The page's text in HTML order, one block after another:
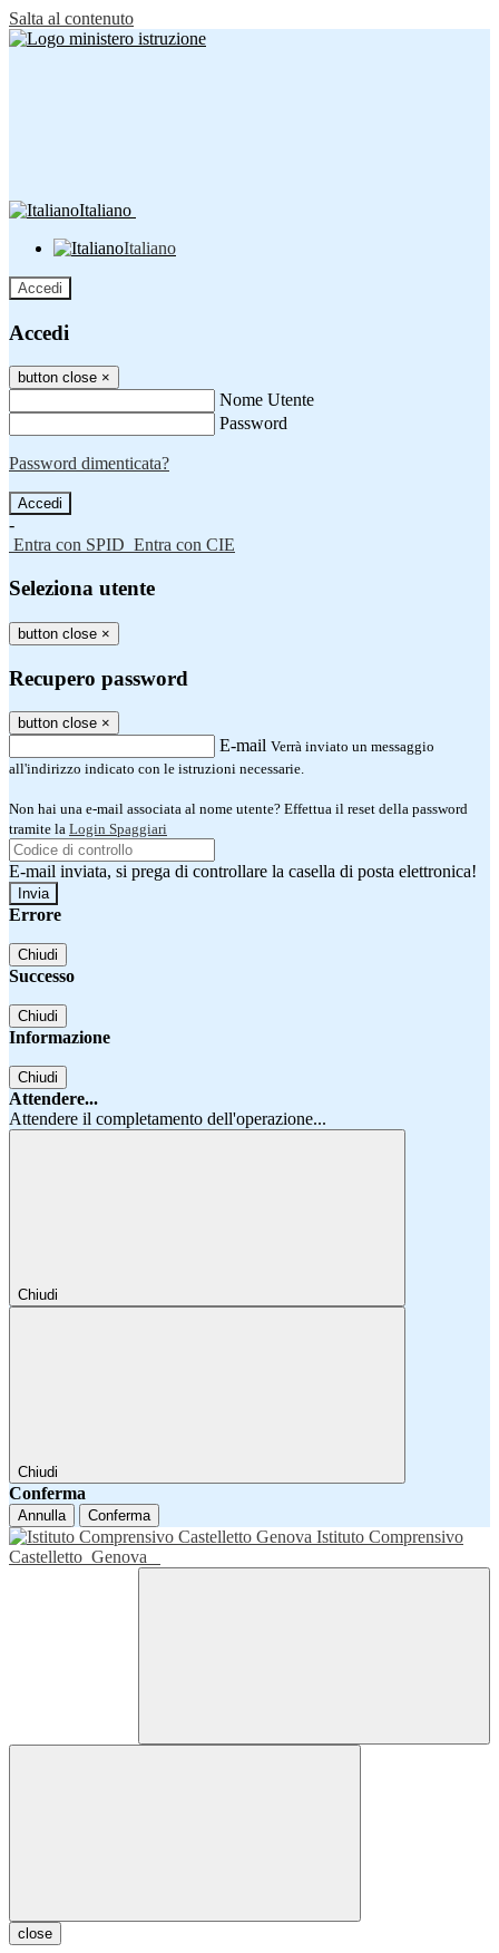
Salta al contenuto
Italiano
Italiano
Accedi
Accedi
button close ×
Nome Utente
Password
Password dimenticata?
-
Entra con SPID Entra con CIE
Seleziona utente
button close ×
Recupero password
button close ×
E-mail Verrà inviato un messaggio
all'indirizzo indicato con le istruzioni necessarie.
Non hai una e-mail associata al nome utente? Effettua il reset della password
tramite la Login Spaggiari
E-mail inviata, si prega di controllare la casella di posta elettronica!
Errore
Chiudi
Successo
Chiudi
Informazione
Chiudi
Attendere...
Attendere il completamento dell'operazione...
Chiudi
Chiudi
Conferma
Annulla Conferma
Istituto Comprensivo
Castelletto Genova
close